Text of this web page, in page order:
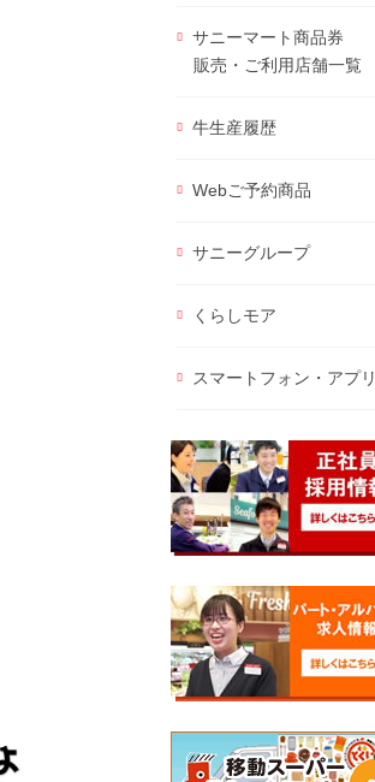
サニーマート商品券
販売・ご利用店舗一覧
牛生産履歴
Webご予約商品
サニーグループ
くらしモア
スマートフォン・アプリ